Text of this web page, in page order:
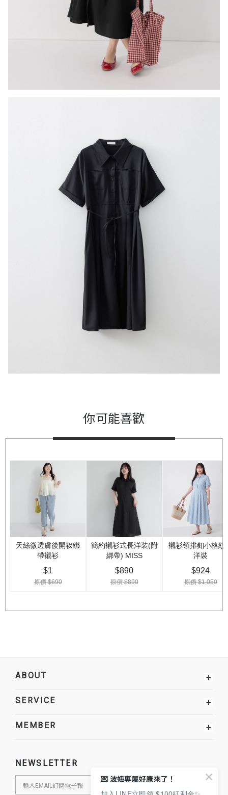
你可能喜歡
ABOUT +
SERVICE +
MEMBER +
NEWSLETTER
💌 波妞專屬好康來了！